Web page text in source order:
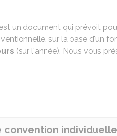
un document qui prévoit
sur la base d'un
(sur l'année). Nous vous
convention